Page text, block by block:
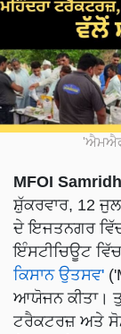
MFOI
ਸ਼ੁੱਕਰਵਾਰ, 12
ਦੇ ਇਜਤਨਗਰ
ਇੰਸਟੀਚਿਊਟ
ਕਿਸਾਨ ਉਤਸਵ'
ਆਯੋਜਨ ਕੀਤਾ।
ਟਰੈਕਟਰਜ਼ ਅਤੇ